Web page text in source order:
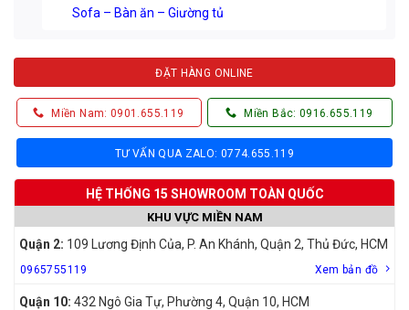
Sofa – Bàn ăn – Giường tủ
ĐẶT HÀNG ONLINE
Miền Nam: 0901.655.119 Miền Bắc: 0916.655.119
TƯ VẤN QUA ZALO: 0774.655.119
HỆ THỐNG 15 SHOWROOM TOÀN QUỐC
KHU VỰC MIỀN NAM
Quận 2: 109 Lương Định Của, P. An Khánh, Quận 2, Thủ Đức, HCM
0965755119 Xem bản đồ
Quận 10: 432 Ngô Gia Tự, Phường 4, Quận 10, HCM